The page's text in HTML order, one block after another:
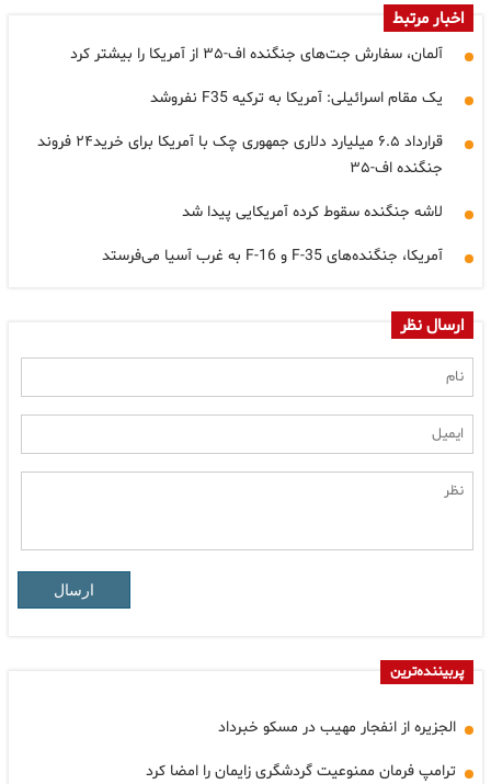
اخبار مرتبط
آلمان، سفارش جت‌های جنگنده اف-۳۵ از آمریکا را بیشتر کرد
یک مقام اسرائیلی: آمریکا به ترکیه F35 نفروشد
قرارداد ۶.۵ میلیارد دلاری جمهوری چک با آمریکا برای خرید۲۴ فروند
جنگنده اف-۳۵
لاشه جنگنده سقوط کرده آمریکایی پیدا شد
آمریکا، جنگنده‌های F-35 و F-16 به غرب آسیا می‌فرستد
ارسال نظر
ارسال
پربیننده‌ترین
الجزیره از انفجار مهیب در مسکو خبرداد
ترامپ فرمان ممنوعیت گردشگری زایمان را امضا کرد